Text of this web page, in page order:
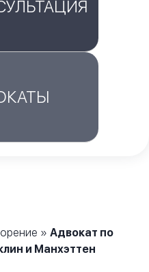
» Адвокат по
и Манхэттен